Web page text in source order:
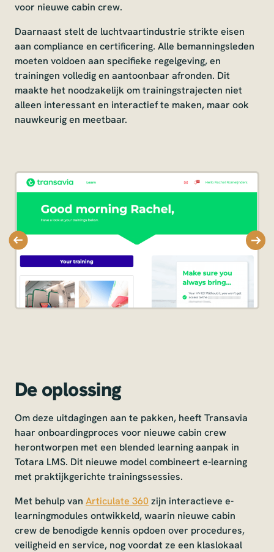
voor nieuwe cabin crew.
Daarnaast stelt de luchtvaartindustrie strikte eisen
aan compliance en certificering. Alle bemanningsleden
moeten voldoen aan specifieke regelgeving, en
trainingen volledig en aantoonbaar afronden. Dit
maakte het noodzakelijk om trainingstrajecten niet
alleen interessant en interactief te maken, maar ook
nauwkeurig en meetbaar.
De oplossing
Om deze uitdagingen aan te pakken, heeft Transavia
haar onboardingproces voor nieuwe cabin crew
herontworpen met een blended learning aanpak in
Totara LMS. Dit nieuwe model combineert e-learning
met praktijkgerichte trainingssessies.
Met behulp van Articulate 360zijn interactieve e-
learningmodules ontwikkeld, waarin nieuwe cabin
crew de benodigde kennis opdoen over procedures,
veiligheid en service, nog voordat ze een klaslokaal